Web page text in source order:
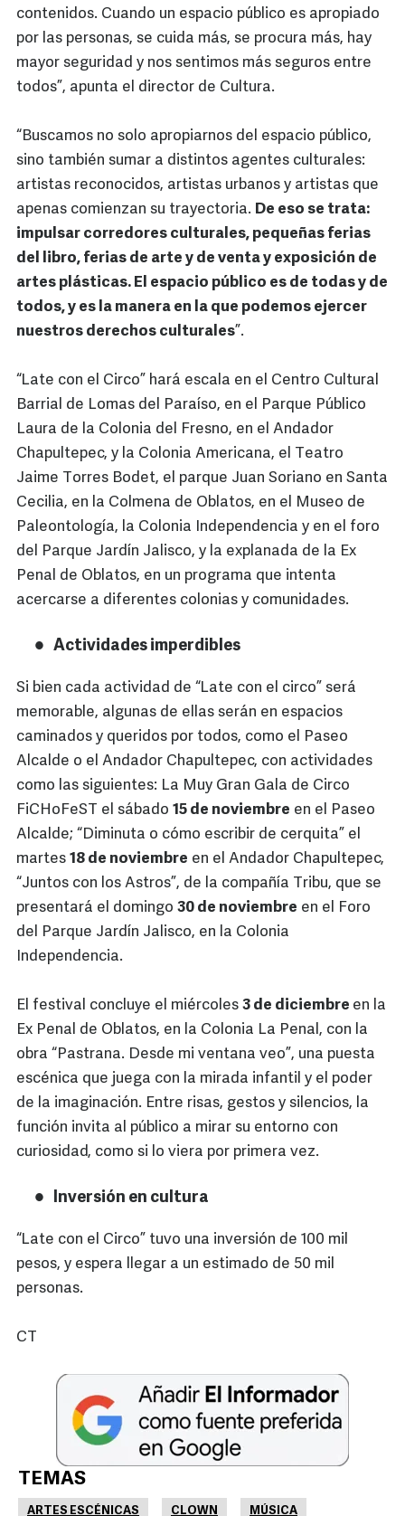
contenidos. Cuando un espacio público es apropiado
por las personas, se cuida más, se procura más, hay
mayor seguridad y nos sentimos más seguros entre
todos”, apunta el director de Cultura.
“Buscamos no solo apropiarnos del espacio público,
sino también sumar a distintos agentes culturales:
artistas reconocidos, artistas urbanos y artistas que
apenas comienzan su trayectoria. De eso se trata:
impulsar corredores culturales, pequeñas ferias
del libro, ferias de arte y de venta y exposición de
artes plásticas. El espacio público es de todas y de
todos, y es la manera en la que podemos ejercer
nuestros derechos culturales”.
“Late con el Circo” hará escala en el Centro Cultural
Barrial de Lomas del Paraíso, en el Parque Público
Laura de la Colonia del Fresno, en el Andador
Chapultepec, y la Colonia Americana, el Teatro
Jaime Torres Bodet, el parque Juan Soriano en Santa
Cecilia, en la Colmena de Oblatos, en el Museo de
Paleontología, la Colonia Independencia y en el foro
del Parque Jardín Jalisco, y la explanada de la Ex
Penal de Oblatos, en un programa que intenta
acercarse a diferentes colonias y comunidades.
Actividades imperdibles
Si bien cada actividad de “Late con el circo” será
memorable, algunas de ellas serán en espacios
caminados y queridos por todos, como el Paseo
Alcalde o el Andador Chapultepec, con actividades
como las siguientes: La Muy Gran Gala de Circo
FiCHoFeST el sábado 15 de noviembre en el Paseo
Alcalde; “Diminuta o cómo escribir de cerquita” el
martes 18 de noviembre en el Andador Chapultepec,
“Juntos con los Astros”, de la compañía Tribu, que se
presentará el domingo 30 de noviembre en el Foro
del Parque Jardín Jalisco, en la Colonia
Independencia.
El festival concluye el miércoles 3 de diciembre en la
Ex Penal de Oblatos, en la Colonia La Penal, con la
obra “Pastrana. Desde mi ventana veo”, una puesta
escénica que juega con la mirada infantil y el poder
de la imaginación. Entre risas, gestos y silencios, la
función invita al público a mirar su entorno con
curiosidad, como si lo viera por primera vez.
Inversión en cultura
“Late con el Circo” tuvo una inversión de 100 mil
pesos, y espera llegar a un estimado de 50 mil
personas.
CT
TEMAS
ARTES ESCÉNICAS CLOWN MÚSICA